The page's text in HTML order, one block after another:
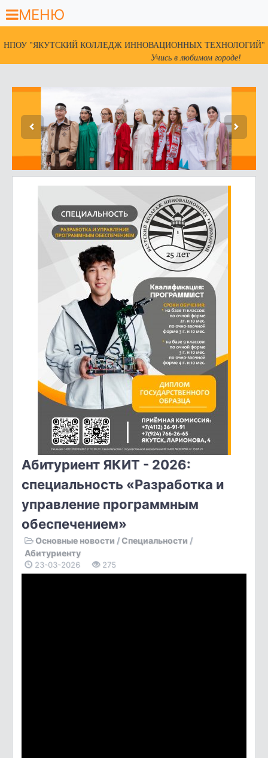
МЕНЮ
НПОУ "ЯКУТСКИЙ КОЛЛЕДЖ ИННОВАЦИОННЫХ ТЕХНОЛОГИЙ"
Учись в любимом городе!
Абитуриент ЯКИТ - 2026:
специальность «Разработка и
управление программным
обеспечением»
Основные новости / Специальности /
Абитуриенту
23-03-2026 275